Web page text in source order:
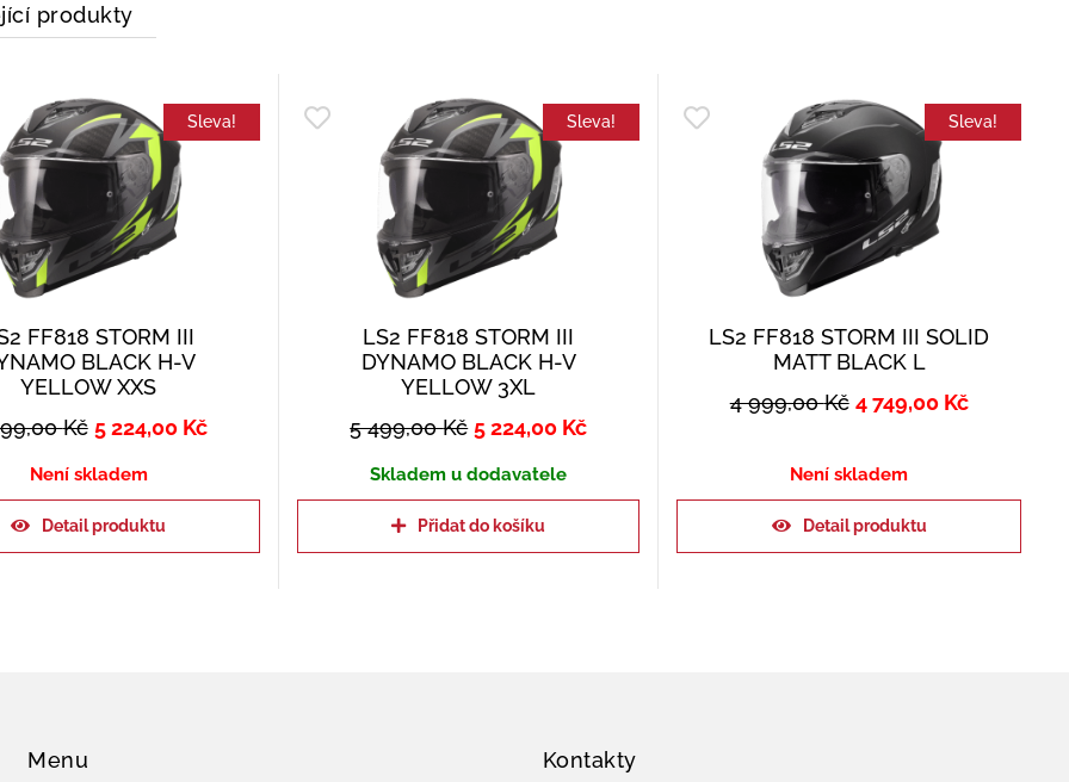
produkty
Sleva!
FF818 STORM III
BLACK H-V
YELLOW XXS
Kč 5 224,00 Kč
Není skladem
Detail produktu
Sleva!
LS2 FF818 STORM III
DYNAMO BLACK H-V
YELLOW 3XL
5 499,00Kč 5 224,00 Kč
Skladem u dodavatele
Přidat do košíku
Sleva!
LS2 FF818 STORM III SOLID
MATT BLACK L
4 999,00Kč 4 749,00 Kč
Není skladem
Detail produktu
Menu Kontakty